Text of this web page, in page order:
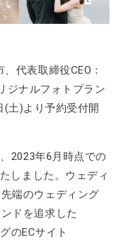
代表取締役CEO：
ジナルフォトプラン
(土)より予約受付開
2023年6月時点での
しました。ウェディ
端のウェディング
ドを追求した
のECサイト